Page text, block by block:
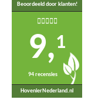
Beoordeeld door klanten!
9,1
94 recensies
HovenierNederland.nl